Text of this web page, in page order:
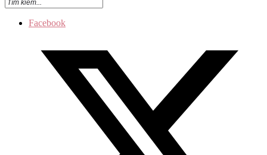
Facebook